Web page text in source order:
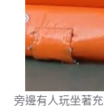
旁邊有人玩坐著